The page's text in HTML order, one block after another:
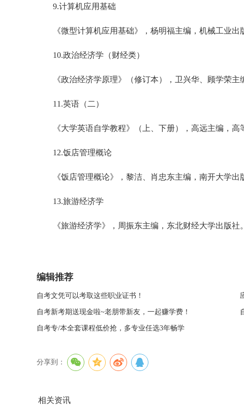
9.计算机应用基础
《微型计算机应用基础》，杨明福主编，机械工业出
10.政治经济学（财经类）
《政治经济学原理》（修订本），卫兴华、顾学荣主
11.英语（二）
《大学英语自学教程》（上、下册），高远主编，高
12.饭店管理概论
《饭店管理概论》，黎洁、肖忠东主编，南开大学出
13.旅游经济学
《旅游经济学》，周振东主编，东北财经大学出版社。
编辑推荐
自考文凭可以考取这些职业证书！
自考新考期送现金啦~老朋带新友，一起赚学费！
自考专/本全套课程低价抢，多专业任选3年畅学
分享到：
相关资讯